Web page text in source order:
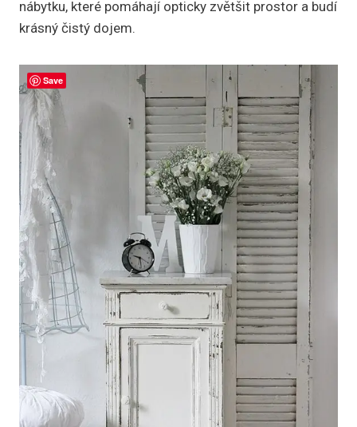
nábytku, které pomáhají opticky zvětšit prostor a budí
krásný čistý dojem.
Save